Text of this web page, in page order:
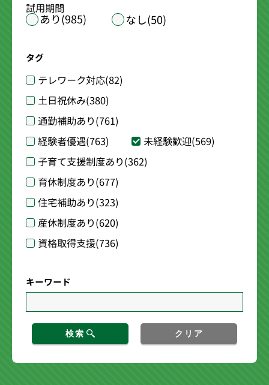
試用期間
あり(985) なし(50)
タグ
テレワーク対応(82)
土日祝休み(380)
通勤補助あり(761)
経験者優遇(763) 未経験歓迎(569)
子育て支援制度あり(362)
育休制度あり(677)
住宅補助あり(323)
産休制度あり(620)
資格取得支援(736)
キーワード
検索 クリア